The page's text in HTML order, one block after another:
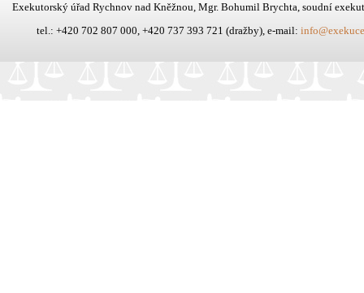
Exekutorský úřad Rychnov nad Kněžnou, Mgr. Bohumil Brychta, soudní
tel.: +420 702 807 000, +420 737 393 721 (dražby), e-mail: